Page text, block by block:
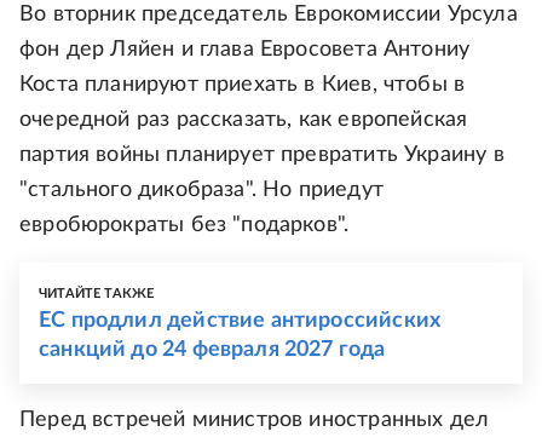
Во вторник председатель Еврокомиссии Урсула
фон дер Ляйен и глава Евросовета Антониу
Коста планируют приехать в Киев, чтобы в
очередной раз рассказать, как европейская
партия войны планирует превратить Украину в
"стального дикобраза". Но приедут
евробюрократы без "подарков".
ЧИТАЙТЕ ТАКЖЕ
ЕС продлил действие антироссийских
санкций до 24 февраля 2027 года
Перед встречей министров иностранных дел